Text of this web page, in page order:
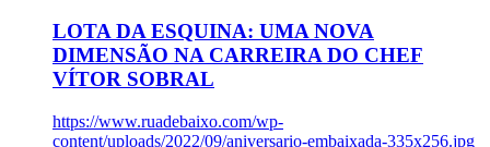
LOTA DA ESQUINA: UMA NOVA
DIMENSÃO NA CARREIRA DO CHEF
VÍTOR SOBRAL
https://www.ruadebaixo.com/wp-
content/uploads/2022/09/aniversario-embaixada-335x256.jpg